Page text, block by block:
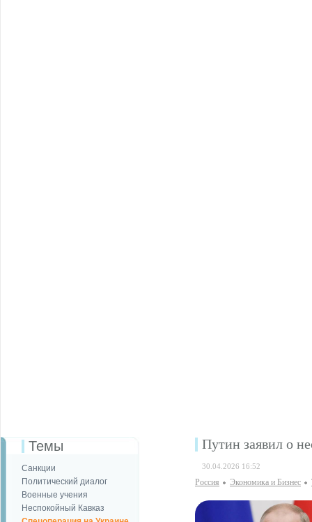
Темы
Санкции
Политический диалог
Военные учения
Неспокойный Кавказ
Путин заявил о
30.04.2026 16:52
Россия Экономика и Бизнес